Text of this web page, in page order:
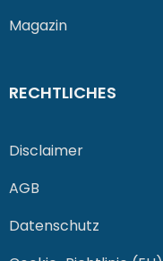
Magazin
RECHTLICHES
Disclaimer
AGB
Datenschutz